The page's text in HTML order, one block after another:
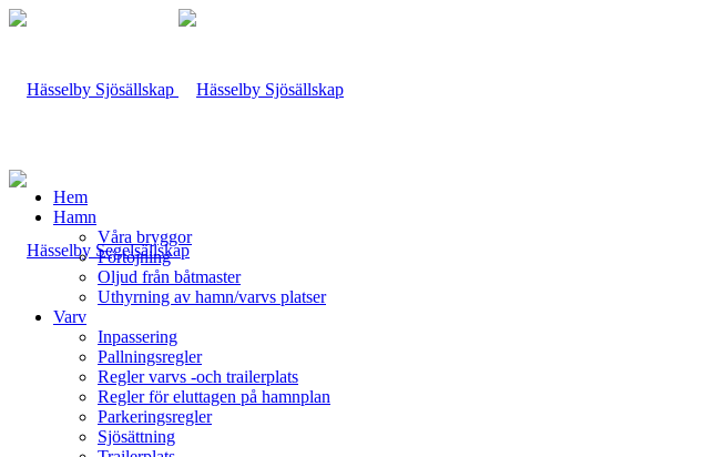
Hem
Hamn
Våra bryggor
Förtöjning
Oljud från båtmaster
Uthyrning av hamn/varvs platser
Varv
Inpassering
Pallningsregler
Regler varvs -och trailerplats
Regler för eluttagen på hamnplan
Parkeringsregler
Sjösättning